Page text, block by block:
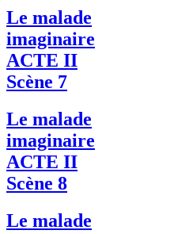
Le malade
imaginaire
ACTE II
Scène 7
Le malade
imaginaire
ACTE II
Scène 8
Le malade